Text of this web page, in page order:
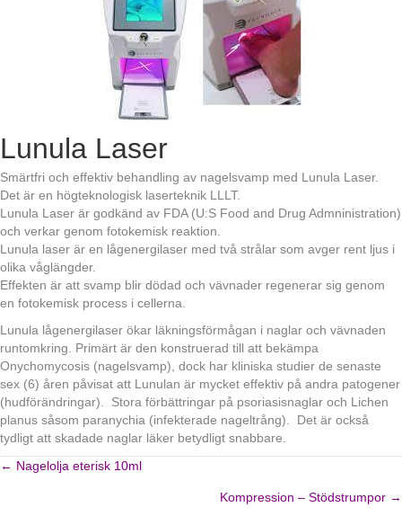
Lunula Laser
Smärtfri och effektiv behandling av nagelsvamp med Lunula Laser.
Det är en högteknologisk laserteknik LLLT.
Lunula Laser är godkänd av FDA (U:S Food and Drug Admninistration)
och verkar genom fotokemisk reaktion.
Lunula laser är en lågenergilaser med två strålar som avger rent ljus i
olika våglängder.
Effekten är att svamp blir dödad och vävnader regenerar sig genom
en fotokemisk process i cellerna.
Lunula lågenergilaser ökar läkningsförmågan i naglar och vävnaden
runtomkring. Primärt är den konstruerad till att bekämpa
Onychomycosis (nagelsvamp), dock har kliniska studier de senaste
sex (6) åren påvisat att Lunulan är mycket effektiv på andra patogener
(hudförändringar). Stora förbättringar på psoriasisnaglar och Lichen
planus såsom paranychia (infekterade nageltrång). Det är också
tydligt att skadade naglar läker betydligt snabbare.
Posts
← Nagelolja eterisk 10ml
Kompression – Stödstrumpor →